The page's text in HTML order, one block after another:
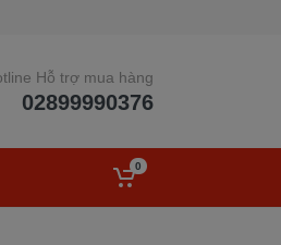
Hỗ trợ mua hàng
02899990376
0